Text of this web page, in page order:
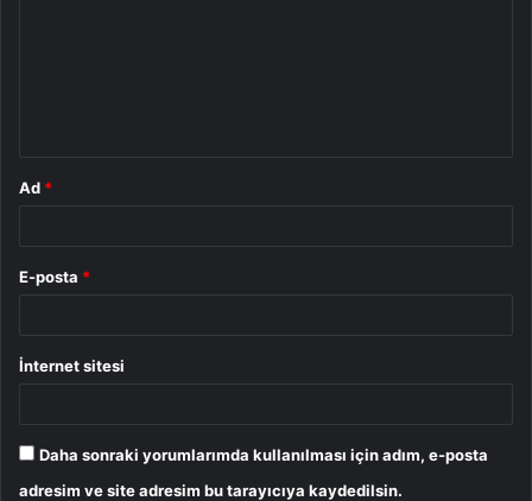
Ad *
E-posta *
İnternet sitesi
Daha sonraki yorumlarımda kullanılması için adım, e-posta
adresim ve site adresim bu tarayıcıya kaydedilsin.